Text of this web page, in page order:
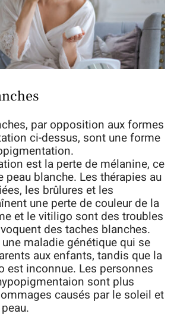
par opposition aux formes
ci-dessus, sont une forme
est la perte de mélanine, ce
peau blanche. Les thérapies au
les brûlures et les
une perte de couleur de la
et le vitiligo sont des troubles
des taches blanches.
maladie génétique qui se
aux enfants, tandis que la
est inconnue. Les personnes
sont plus
causés par le soleil et